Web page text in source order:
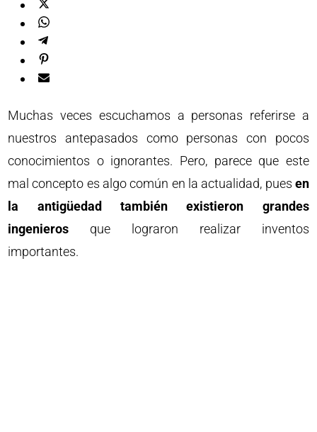
Muchas veces escuchamos a personas referirse a
nuestros antepasados como personas con pocos
conocimientos o ignorantes. Pero, parece que este
mal concepto es algo común en la actualidad, pues en
la antigüedad también existieron grandes
ingenieros que lograron realizar inventos
importantes.